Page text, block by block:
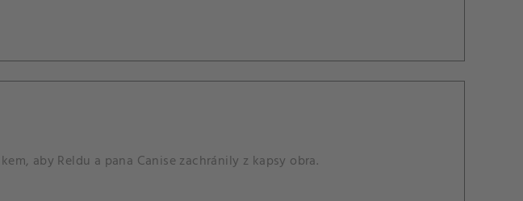
aby Reldu a pana Canise zachránily z kapsy obra.